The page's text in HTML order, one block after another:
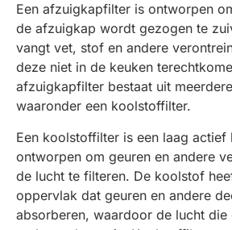
Een afzuigkapfilter is ontworpen
de afzuigkap wordt gezogen te
vangt vet, stof en andere
deze niet in de keuken
afzuigkapfilter bestaat uit
waaronder een koolstoffilter.
Een koolstoffilter is een laag
ontworpen om geuren en andere
de lucht te filteren. De koolstof
oppervlak dat geuren en andere
absorberen, waardoor de lucht die